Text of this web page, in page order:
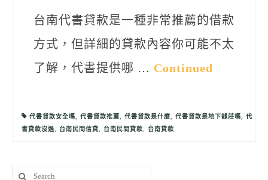
台南代書貸款是一種非常推薦的借款
方式，但詳細的貸款內容你可能不太
了解，代書提供哪 … Continued
代書貸款安全嗎, 代書貸款推薦, 代書貸款是什麼, 代書貸款是地下錢莊嗎, 代
書貸款沒過, 台南民間信貸, 台南民間貸款, 台南貸款
Search